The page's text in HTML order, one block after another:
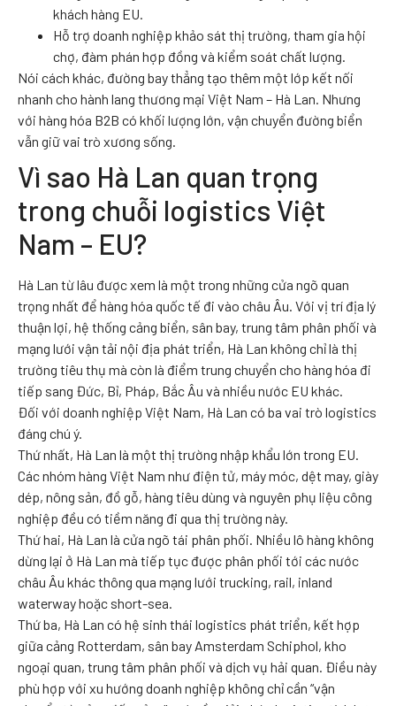
khách hàng EU.
Hỗ trợ doanh nghiệp khảo sát thị trường, tham gia hội
chợ, đàm phán hợp đồng và kiểm soát chất lượng.
Nói cách khác, đường bay thẳng tạo thêm một lớp kết nối
nhanh cho hành lang thương mại Việt Nam – Hà Lan. Nhưng
với hàng hóa B2B có khối lượng lớn, vận chuyển đường biển
vẫn giữ vai trò xương sống.
Vì sao Hà Lan quan trọng
trong chuỗi logistics Việt
Nam – EU?
Hà Lan từ lâu được xem là một trong những cửa ngõ quan
trọng nhất để hàng hóa quốc tế đi vào châu Âu. Với vị trí địa lý
thuận lợi, hệ thống cảng biển, sân bay, trung tâm phân phối và
mạng lưới vận tải nội địa phát triển, Hà Lan không chỉ là thị
trường tiêu thụ mà còn là điểm trung chuyển cho hàng hóa đi
tiếp sang Đức, Bỉ, Pháp, Bắc Âu và nhiều nước EU khác.
Đối với doanh nghiệp Việt Nam, Hà Lan có ba vai trò logistics
đáng chú ý.
Thứ nhất, Hà Lan là một thị trường nhập khẩu lớn trong EU.
Các nhóm hàng Việt Nam như điện tử, máy móc, dệt may, giày
dép, nông sản, đồ gỗ, hàng tiêu dùng và nguyên phụ liệu công
nghiệp đều có tiềm năng đi qua thị trường này.
Thứ hai, Hà Lan là cửa ngõ tái phân phối. Nhiều lô hàng không
dừng lại ở Hà Lan mà tiếp tục được phân phối tới các nước
châu Âu khác thông qua mạng lưới trucking, rail, inland
waterway hoặc short-sea.
Thứ ba, Hà Lan có hệ sinh thái logistics phát triển, kết hợp
giữa cảng Rotterdam, sân bay Amsterdam Schiphol, kho
ngoại quan, trung tâm phân phối và dịch vụ hải quan. Điều này
phù hợp với xu hướng doanh nghiệp không chỉ cần “vận